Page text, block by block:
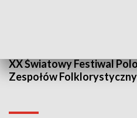
XX Światowy Festiwal
Zespołów